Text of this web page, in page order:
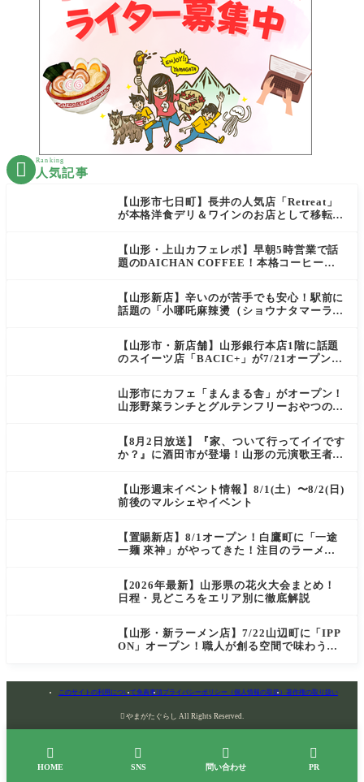
 Ranking
人気記事
【山形市七日町】長井の人気店「Retreat」
が本格洋食デリ＆ワインのお店として移転オ
【山形・上山カフェレポ】早朝5時営業で話
題のDAICHAN COFFEE！本格コーヒーを
【山形新店】辛いのが苦手でも安心！駅前に
話題の「小哪吒麻辣燙（ショウナタマーラー
【山形市・新店舗】山形銀行本店1階に話題
のスイーツ店「BACIC+」が7/21オープン！
山形市にカフェ「まんまる舎」がオープン！
山形野菜ランチとグルテンフリーおやつの新
【8月2日放送】『家、ついて行ってイイです
か？』に酒田市が登場！山形の元演歌王者
【山形週末イベント情報】8/1(土）〜8/2(日)
前後のマルシェやイベント
【置賜新店】8/1オープン！白鷹町に「一途
一麺 來神」がやってきた！注目のラーメン
【2026年最新】山形県の花火大会まとめ！
日程・見どころをエリア別に徹底解説
【山形・新ラーメン店】7/22山辺町に「IPP
ON」オープン！職人が創る空間で味わう
このサイトの利用について免責事項プライバシーポリシー（個人情報の取扱） 著作権の取り扱い
 やまがたぐらし All Rights Reserved.

HOME

SNS

問い合わせ

PR